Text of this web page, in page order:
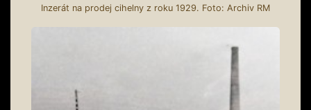
Inzerát na prodej cihelny z roku 1929. Foto: Archiv RM